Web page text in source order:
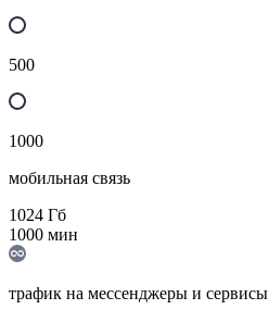
500
1000
мобильная связь
1024 Гб
1000 мин
трафик на мессенджеры и сервисы